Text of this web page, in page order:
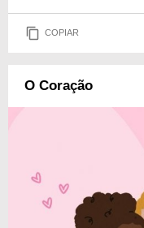
COPIAR
O Coração